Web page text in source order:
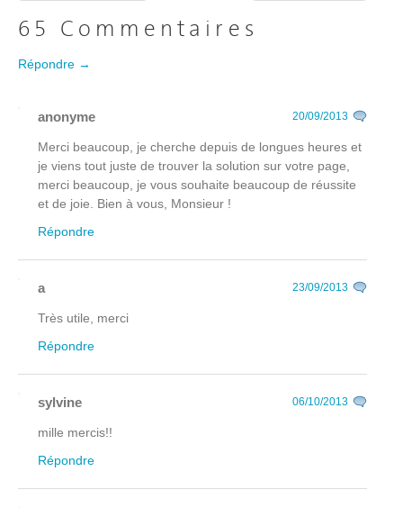
65 Commentaires
Répondre →
anonyme 20/09/2013
Merci beaucoup, je cherche depuis de longues heures et
je viens tout juste de trouver la solution sur votre page,
merci beaucoup, je vous souhaite beaucoup de réussite
et de joie. Bien à vous, Monsieur !
Répondre
a 23/09/2013
Très utile, merci
Répondre
sylvine 06/10/2013
mille mercis!!
Répondre